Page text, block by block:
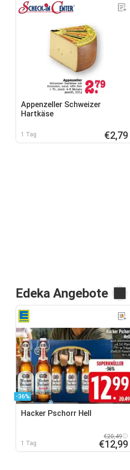
Appenzeller Schweizer
Hartkäse
1 Tag €2,79
Edeka Angebote
-36%
Hacker Pschorr Hell
1 Tag
€20,49
€12,99